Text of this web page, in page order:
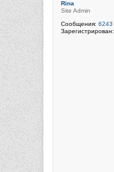
Rina
Site Admin
Сообщения: 6243
Зарегистрирован: